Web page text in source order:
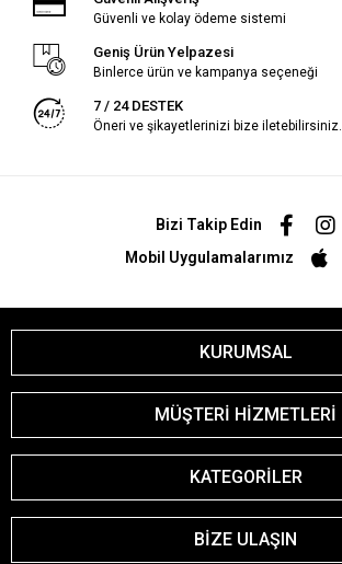
Güvenli ve kolay ödeme sistemi
Geniş Ürün Yelpazesi
Binlerce ürün ve kampanya seçeneği
7 / 24 DESTEK
Öneri ve şikayetlerinizi bize iletebilirsiniz.
Bizi Takip Edin
Mobil Uygulamalarımız
KURUMSAL
MÜŞTERİ HİZMETLERİ
KATEGORİLER
BİZE ULAŞIN